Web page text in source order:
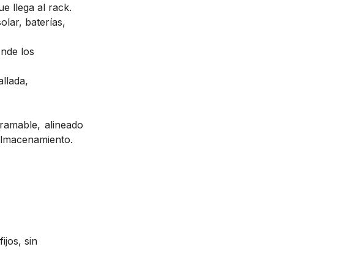
llega al rack.
baterías,
los
alineado
sin